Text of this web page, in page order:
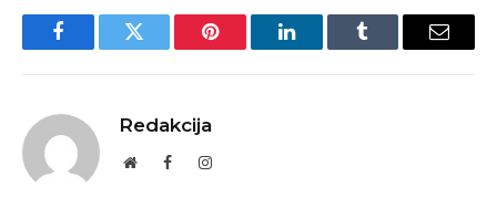
FacebookTwitter Pinterest LinkedInTumblr Email
Redakcija
WebsiteFacebookInstagram